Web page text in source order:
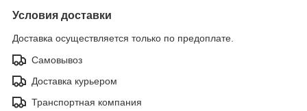
Условия доставки
Доставка осуществляется только по предоплате.
Самовывоз
Доставка курьером
Транспортная компания